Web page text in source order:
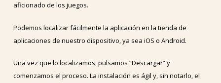
aficionado de los juegos.
Podemos localizar fácilmente la aplicación en la tienda de
aplicaciones de nuestro dispositivo, ya sea iOS o Android.
Una vez que lo localizamos, pulsamos “Descargar” y
comenzamos el proceso. La instalación es ágil y, sin notarlo, el